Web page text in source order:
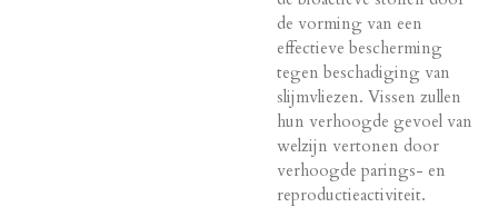
de vorming van een
effectieve bescherming
tegen beschadiging van
slijmvliezen. Vissen zullen
hun verhoogde gevoel van
welzijn vertonen door
verhoogde parings- en
reproductieactiviteit.